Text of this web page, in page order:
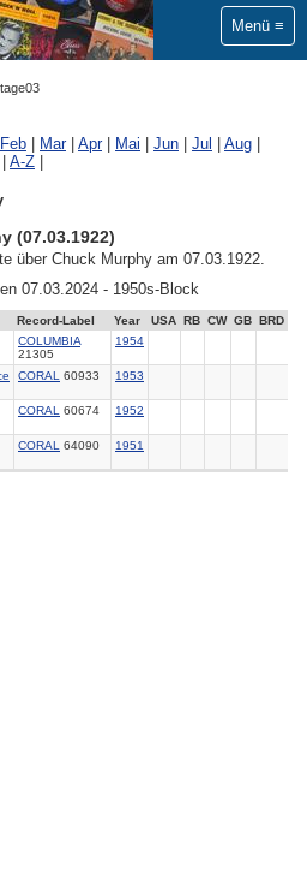
Menü
Feb Mar| Apr| Mai Jun Jul Aug
A-Z
(07.03.1922)
über Chuck Murphy am 07.03.1922.
07.03.2024 - 1950s-Block
Record-Label Year USA RB CW GB
BRD
COLUMBIA
21305
1954
CORAL 60933 1953
CORAL 60674 1952
CORAL 64090 1951